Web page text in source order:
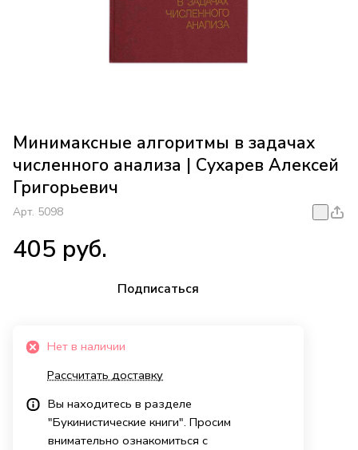
Минимаксные алгоритмы в задачах
численного анализа | Сухарев Алексей
Григорьевич
Арт. 5098
405 руб.
Подписаться
Нет в наличии
Рассчитать доставку
Вы находитесь в разделе
"Букинистические книги". Просим
внимательно ознакомиться с